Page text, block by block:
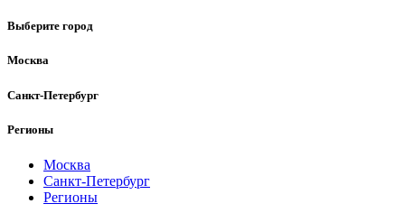
Выберите город
Москва
Санкт-Петербург
Регионы
Москва
Санкт-Петербург
Регионы